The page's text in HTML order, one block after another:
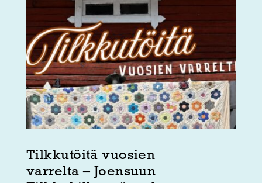
Tilkkutöitä vuosien
varrelta – Joensuun